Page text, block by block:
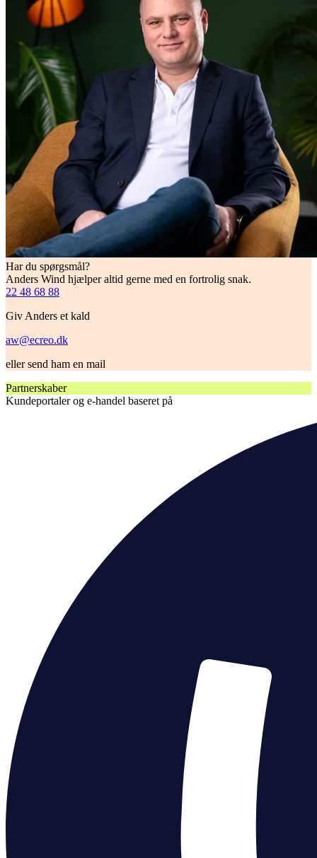
Har du spørgsmål?
Anders Wind hjælper altid gerne med en fortrolig snak.
22 48 68 88
Giv Anders et kald
aw@ecreo.dk
eller send ham en mail
Partnerskaber
Kundeportaler og e-handel baseret på